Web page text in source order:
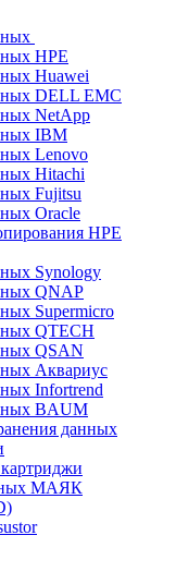
HPE
Huawei
DELL EMC
NetApp
IBM
Lenovo
Hitachi
Fujitsu
Oracle
HPE
Synology
QNAP
Supermicro
QTECH
QSAN
Аквариус
Infortrend
BAUM
данных
МАЯК